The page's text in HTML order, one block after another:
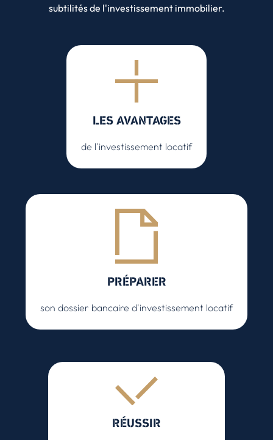
subtilités de l'investissement immobilier.
LES AVANTAGES
de l'investissement locatif
PRÉPARER
son dossier bancaire d'investissement locatif
RÉUSSIR